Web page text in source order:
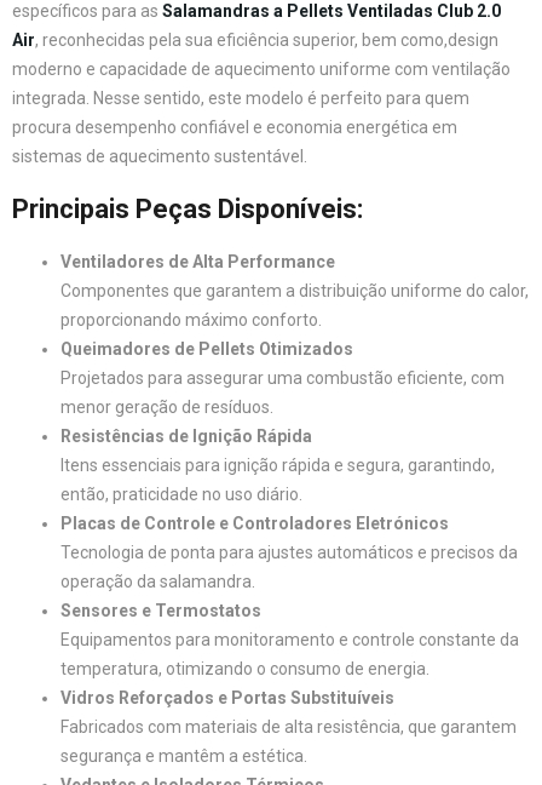
específicos para as Salamandras a Pellets Ventiladas Club 2.0
Air, reconhecidas pela sua eficiência superior, bem como,design
moderno e capacidade de aquecimento uniforme com ventilação
integrada. Nesse sentido, este modelo é perfeito para quem
procura desempenho confiável e economia energética em
sistemas de aquecimento sustentável.
Principais Peças Disponíveis:
Ventiladores de Alta Performance
Componentes que garantem a distribuição uniforme do calor,
proporcionando máximo conforto.
Queimadores de Pellets Otimizados
Projetados para assegurar uma combustão eficiente, com
menor geração de resíduos.
Resistências de Ignição Rápida
Itens essenciais para ignição rápida e segura, garantindo,
então, praticidade no uso diário.
Placas de Controle e Controladores Eletrónicos
Tecnologia de ponta para ajustes automáticos e precisos da
operação da salamandra.
Sensores e Termostatos
Equipamentos para monitoramento e controle constante da
temperatura, otimizando o consumo de energia.
Vidros Reforçados e Portas Substituíveis
Fabricados com materiais de alta resistência, que garantem
segurança e mantêm a estética.